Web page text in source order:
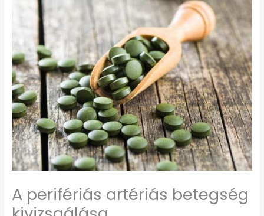
A perifériás artériás betegség